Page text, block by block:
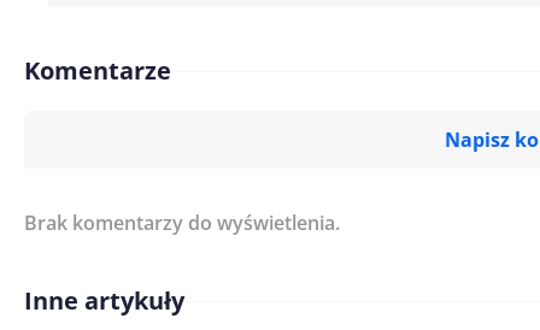
Komentarze
Napisz
Imię/ Nick*
Brak komentarzy do wyświetlenia.
Inne artykuły